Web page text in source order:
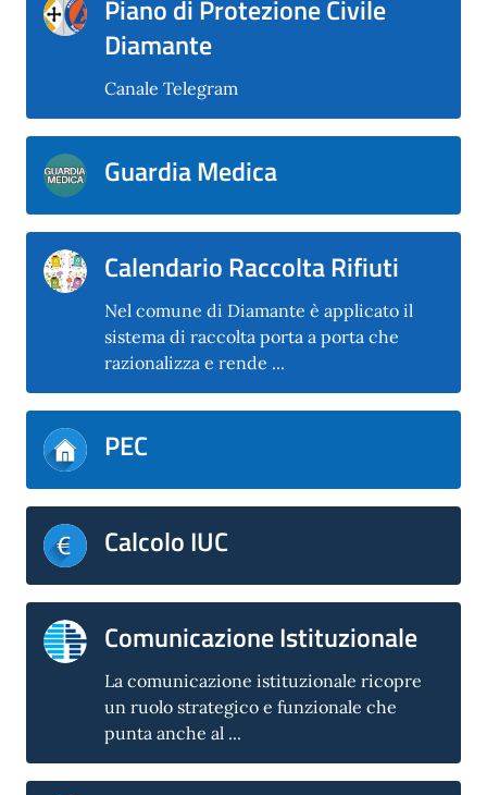
Piano di Protezione Civile
Diamante
Canale Telegram
Guardia Medica
Calendario Raccolta Rifiuti
Nel comune di Diamante è applicato il
sistema di raccolta porta a porta che
razionalizza e rende ...
PEC
Calcolo IUC
Comunicazione Istituzionale
La comunicazione istituzionale ricopre
un ruolo strategico e funzionale che
punta anche al ...